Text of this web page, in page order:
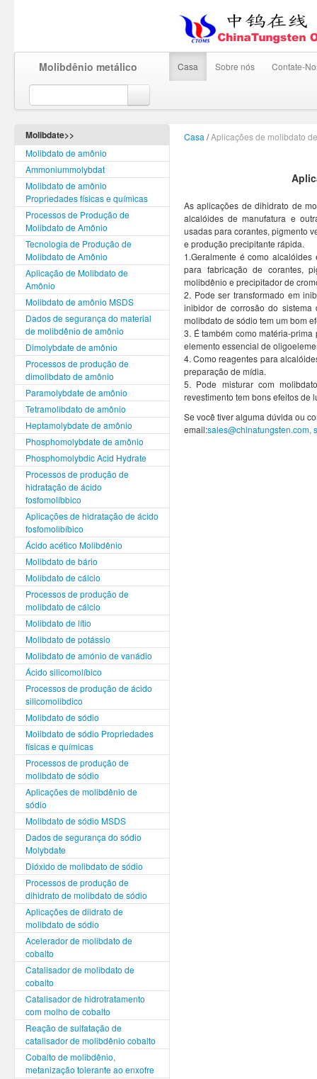
Molibdênio metálico Casa Sobre nós Contate-
Molibdate>>
Molibdato de amônio
Ammoniummolybdat
Molibdato de amônio
Propriedades físicas e químicas
Processos de Produção de
Molibdato de Amônio
Tecnologia de Produção de
Molibdato de Amônio
Aplicação de Molibdato de
Amônio
Molibdato de amônio MSDS
Dados de segurança do material
de molibdênio de amônio
Dimolybdate de amônio
Processos de produção de
dimolibdato de amônio
Paramolybdate de amônio
Tetramolibdato de amônio
Heptamolybdate de amônio
Phosphomolybdate de amônio
Phosphomolybdic Acid Hydrate
Processos de produção de
hidratação de ácido
fosfomolíbbico
Aplicações de hidratação de ácido
fosfomolibíbico
Ácido acético Molibdênio
Molibdato de bário
Molibdato de cálcio
Processos de produção de
molibdato de cálcio
Molibdato de lítio
Molibdato de potássio
Molibdato de amónio de vanádio
Ácido silicomolíbico
Processos de produção de ácido
silicomolibdico
Molibdato de sódio
Molibdato de sódio Propriedades
físicas e químicas
Processos de produção de
molibdato de sódio
Aplicações de molibdênio de
sódio
Molibdato de sódio MSDS
Dados de segurança do sódio
Molybdate
Dióxido de molibdato de sódio
Processos de produção de
dihidrato de molibdato de sódio
Aplicações de diidrato de
molibdato de sódio
Acelerador de molibdato de
cobalto
Catalisador de molibdato de
cobalto
Catalisador de hidrotratamento
com molho de cobalto
Reação de sulfatação de
catalisador de molibdênio cobalto
Cobalto de molibdênio,
metanização tolerante ao enxofre
Casa /Aplicações de molibdato
As aplicações de dihidrato de
alcalóides de manufatura e
usadas para corantes, pigmento
e produção precipitante rápida.
1.Geralmente é como
para fabricação de corantes,
molibdênio e precipitador de
2. Pode ser transformado em
inibidor de corrosão do
molibdato de sódio tem um bom
3. É também como matéria-
elemento essencial de
4. Como reagentes para
preparação de mídia.
5. Pode misturar com
revestimento tem bons efeitos de
Se você tiver alguma dúvida ou
email:sales@chinatungsten.com,